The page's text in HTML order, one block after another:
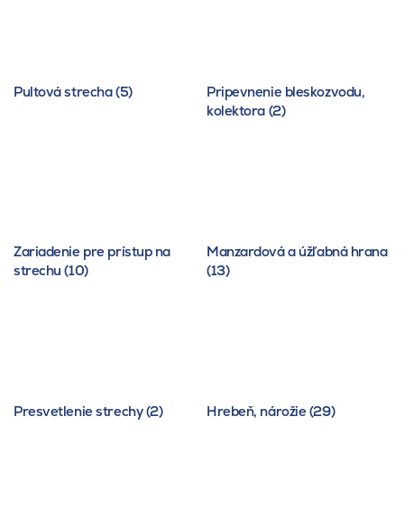
Pultová strecha (5)
Pripevnenie bleskozvodu,
kolektora (2)
Zariadenie pre prístup na
strechu (10)
Manzardová a úžľabná hrana
(13)
Presvetlenie strechy (2) Hrebeň, nárožie (29)